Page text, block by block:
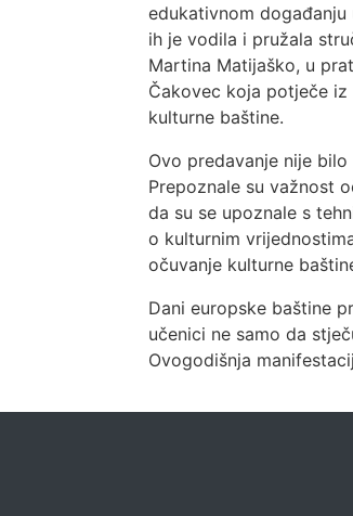
edukativnom
ih je vodila i pružala
Martina Matijaško, u
Čakovec koja potječe iz
kulturne baštine.
Ovo predavanje nije
Prepoznale su važnost
da su se upoznale s
o kulturnim
očuvanje kulturne
Dani europske baštine
učenici ne samo da
Ovogodišnja